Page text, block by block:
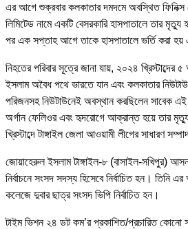
এর আগে শুক্রবার কলকাতার দমদমে অবস্থিত ফিনিক্স
লিমিটেড নামে একটি বেসরকারি হাসপাতালে তার
পর এক সপ্তাহ আগে তাকে হাসপাতালে ভর্তি করা হয়
নিহতের পরিবার সূত্রে জানা যায়, ২০২৪
ইসলাম অবৈধ পথে ভারতে যান এবং কলকাতার
পরিজনসহ নিউটাউনেই অবস্থান করছিলেন সাবেক এই
অর্গান ফেলিওর এবং হৃদরোগে আক্রান্ত হয়ে তার
খ্রিস্টাব্দে টাঙ্গাইল জেলা আওয়ামী লীগের সাধারণ
জোয়াহেরুল ইসলাম টাঙ্গাইল-৮ (বাসাইল-সখিপুর)
নির্বাচনে সংসদ সদস্য হিসেবে নির্বাচিত হন। তিনি
কলেজে দুবার ছাত্র সংসদ ভিপি নির্বাচিত হন।
টাইম ভিশন ২৪ ডট কম’র প্রকাশিত/প্রচারিত